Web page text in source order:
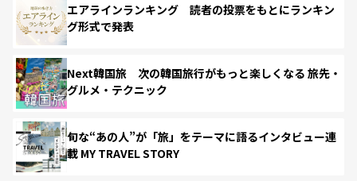
エアラインランキング 読者の投票をもとにランキン
グ形式で発表
Next韓国旅 次の韓国旅行がもっと楽しくなる 旅先・
グルメ・テクニック
旬な“あの人”が「旅」をテーマに語るインタビュー連
載 MY TRAVEL STORY